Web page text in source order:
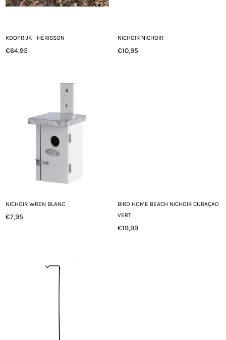
KOOPRIJK - HÉRISSON
Prix
€64,95
NICHOIR NICHOIR
Prix
€10,95
NICHOIR WREN BLANC
Prix
€7,95
BIRD HOME BEACH NICHOIR CURAÇAO
VERT
Prix
€19,99